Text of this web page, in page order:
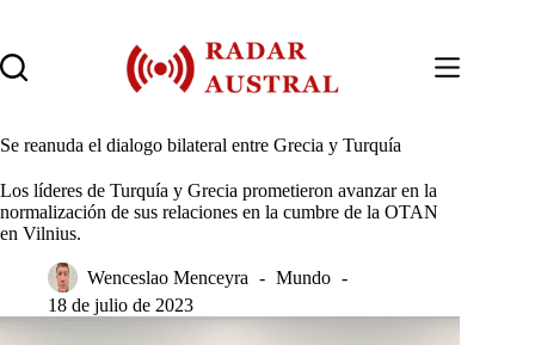
contenido
Se reanuda el dialogo bilateral entre Grecia y Turquía
Los líderes de Turquía y Grecia prometieron avanzar en la
normalización de sus relaciones en la cumbre de la OTAN
en Vilnius.
Wenceslao Menceyra
Mundo
18 de julio de 2023